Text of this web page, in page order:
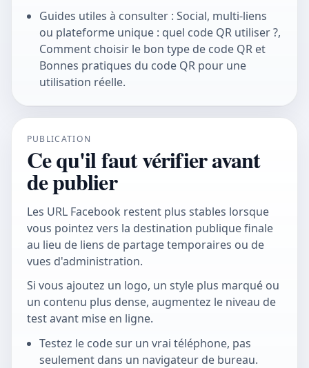
Guides utiles à consulter : Social, multi-liens
ou plateforme unique : quel code QR utiliser ?,
Comment choisir le bon type de code QR et
Bonnes pratiques du code QR pour une
utilisation réelle.
PUBLICATION
Ce qu'il faut vérifier avant
de publier
Les URL Facebook restent plus stables lorsque
vous pointez vers la destination publique finale
au lieu de liens de partage temporaires ou de
vues d'administration.
Si vous ajoutez un logo, un style plus marqué ou
un contenu plus dense, augmentez le niveau de
test avant mise en ligne.
Testez le code sur un vrai téléphone, pas
seulement dans un navigateur de bureau.